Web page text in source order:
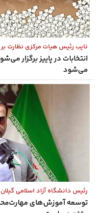
نایب رئیس هیات مرکزی نظارت بر
انتخابات در پاییز برگزار
می‌شود
رئیس دانشگاه آزاد اسلامی
توسعه آموزش‌های